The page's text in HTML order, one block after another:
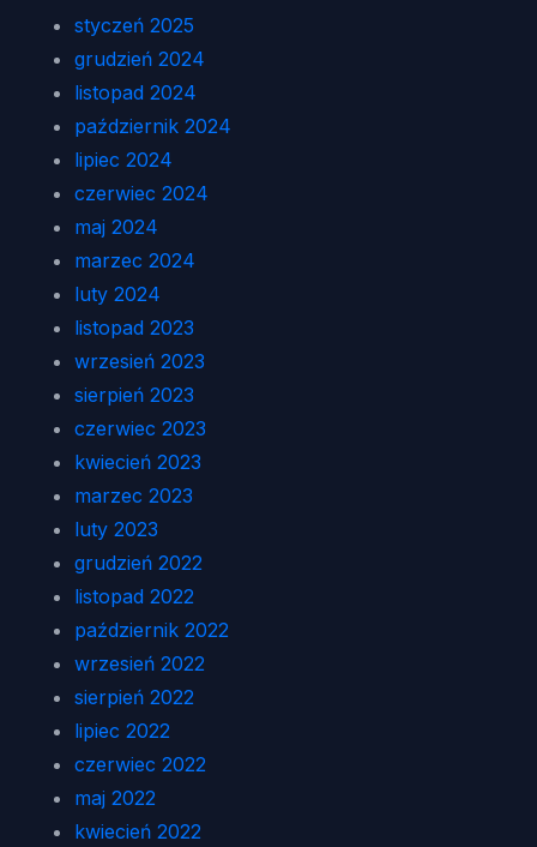
styczeń 2025
grudzień 2024
listopad 2024
październik 2024
lipiec 2024
czerwiec 2024
maj 2024
marzec 2024
luty 2024
listopad 2023
wrzesień 2023
sierpień 2023
czerwiec 2023
kwiecień 2023
marzec 2023
luty 2023
grudzień 2022
listopad 2022
październik 2022
wrzesień 2022
sierpień 2022
lipiec 2022
czerwiec 2022
maj 2022
kwiecień 2022